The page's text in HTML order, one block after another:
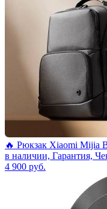
🔥 Рюкзак Xiaomi Mijia
в наличии, Гарантия,
4 900 руб.